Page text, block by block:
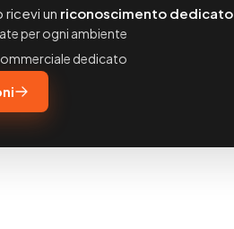
un riconoscimento dedicato.
per ogni ambiente
dedicato